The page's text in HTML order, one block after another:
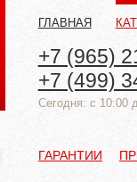
ГЛАВНАЯ
+7 (965)
+7 (499)
Cегодня: с 10:00
ГАРАНТИИ